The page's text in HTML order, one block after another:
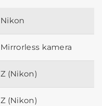
Nikon
Mirrorless kamera
Z (Nikon)
Z (Nikon)